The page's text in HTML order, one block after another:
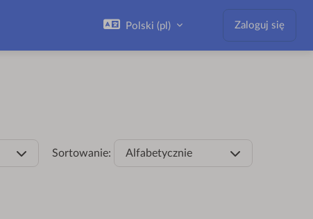
Polski ‎(pl)‎ Zaloguj się
Sortowanie: Alfabetycznie